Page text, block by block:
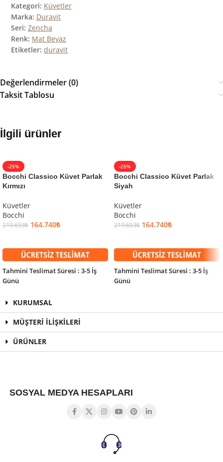
Kategori: Küvetler
Marka: Duravit
Seri: Zencha
Renk: Mat Beyaz
Etiketler: duravit
Değerlendirmeler (0)
Taksit Tablosu
İlgili ürünler
-25%
Bocchi Classico Küvet Parlak
Kırmızı
Küvetler
Bocchi
219.653₺ 164.740₺
Tahmini Teslimat Süresi : 3-5 İş
Günü
-25%
Bocchi Classico Küvet Parlak
Siyah
Küvetler
Bocchi
219.653₺ 164.740₺
Tahmini Teslimat Süresi : 3-5 İş
Günü
KURUMSAL
MÜŞTERİ İLİŞKİLERİ
ÜRÜNLER
SOSYAL MEDYA HESAPLARI